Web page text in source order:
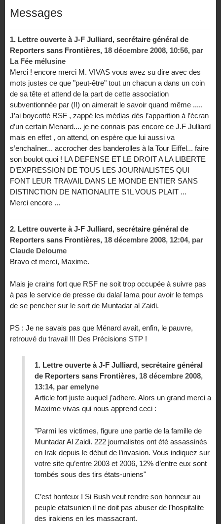
Messages
1. Lettre ouverte à J-F Julliard, secrétaire général de
Reporters sans Frontières, 18 décembre 2008, 10:56, par
La Fée mélusine
Merci ! encore merci M. VIVAS vous avez su dire avec des
mots justes ce que "peut-être" tout un chacun a dans un coin
de sa tête et attend de la part de cette association
subventionnée par (!!) on aimerait le savoir quand même .....
J’ai boycotté RSF , zappé les médias dès l’apparition à l’écran
d’un certain Menard.... je ne connais pas encore ce J.F Julliard
mais en effet , on attend, on espère que lui aussi va
s’enchaîner... accrocher des banderolles à la Tour Eiffel... faire
son boulot quoi ! LA DEFENSE ET LE DROIT A LA LIBERTE
D’EXPRESSION DE TOUS LES JOURNALISTES QUI
FONT LEUR TRAVAIL DANS LE MONDE ENTIER SANS
DISTINCTION DE NATIONALITE S’IL VOUS PLAIT ...
Merci encore ...
2. Lettre ouverte à J-F Julliard, secrétaire général de
Reporters sans Frontières, 18 décembre 2008, 12:04, par
Claude Deloume
Bravo et merci, Maxime.
Mais je crains fort que RSF ne soit trop occupée à suivre pas
à pas le service de presse du dalaï lama pour avoir le temps
de se pencher sur le sort de Muntadar al Zaidi.
PS : Je ne savais pas que Ménard avait, enfin, le pauvre,
retrouvé du travail !!! Des Précisions STP !
1. Lettre ouverte à J-F Julliard, secrétaire général
de Reporters sans Frontières, 18 décembre 2008,
13:14, par emelyne
Article fort juste auquel j’adhere. Alors un grand merci a
Maxime vivas qui nous apprend ceci :
"Parmi les victimes, figure une partie de la famille de
Muntadar Al Zaidi. 222 journalistes ont été assassinés
en Irak depuis le début de l’invasion. Vous indiquez sur
votre site qu’entre 2003 et 2006, 12% d’entre eux sont
tombés sous des tirs états-uniens"
C’est honteux ! Si Bush veut rendre son honneur au
peuple etatsunien il ne doit pas abuser de l’hospitalite
des irakiens en les massacrant.